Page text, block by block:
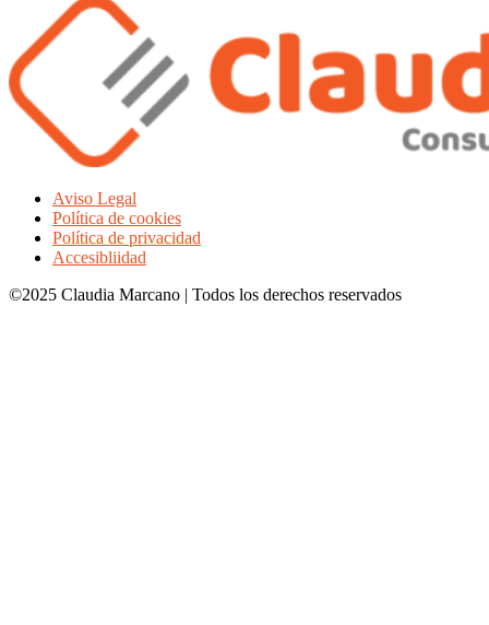
Aviso Legal
Política de cookies
Política de privacidad
Accesibliidad
©2025 Claudia Marcano | Todos los derechos reservados